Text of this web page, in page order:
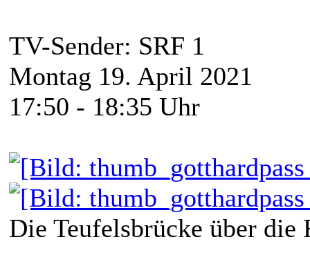
TV-Sender: SRF 1
Montag 19. April 2021
17:50 - 18:35 Uhr
Die Teufelsbrücke über die